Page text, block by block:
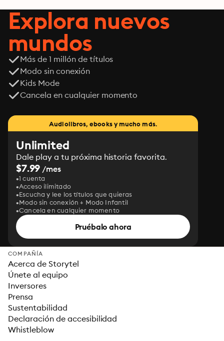
Explora nuevos
mundos
Más de 1 millón de títulos
Modo sin conexión
Kids Mode
Cancela en cualquier momento
Audiolibros, ebooks y mucho más.
Unlimited
Dale play a tu próxima historia favorita.
$7.99 /mes
1 cuenta
Acceso ilimitado
Escucha y lee los títulos que quieras
Modo sin conexión + Modo Infantil
Cancela en cualquier momento
Pruébalo ahora
COMPAÑÍA
Acerca de Storytel
Únete al equipo
Inversores
Prensa
Sustentabilidad
Declaración de accesibilidad
Whistleblow